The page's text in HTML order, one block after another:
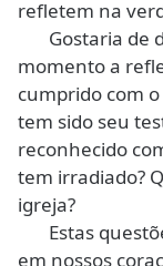
refletem na
Gostaria de
momento a
cumprido com
tem sido seu
reconhecido
tem irradiado?
igreja?
Estas
em nossos